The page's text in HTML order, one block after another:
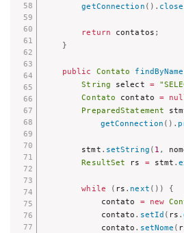
getConnection ( ) . close
return contatos ;
}
public Contato findByName
String select =
Contato contato =
PreparedStatement
getConnection ( ) .
        stmt
. setString ( 1 ,
ResultSet rs = stmt .
while ( rs . next ( ) )
{
            contato
= new
            contato
. setId ( rs .
            contato
. setNome (